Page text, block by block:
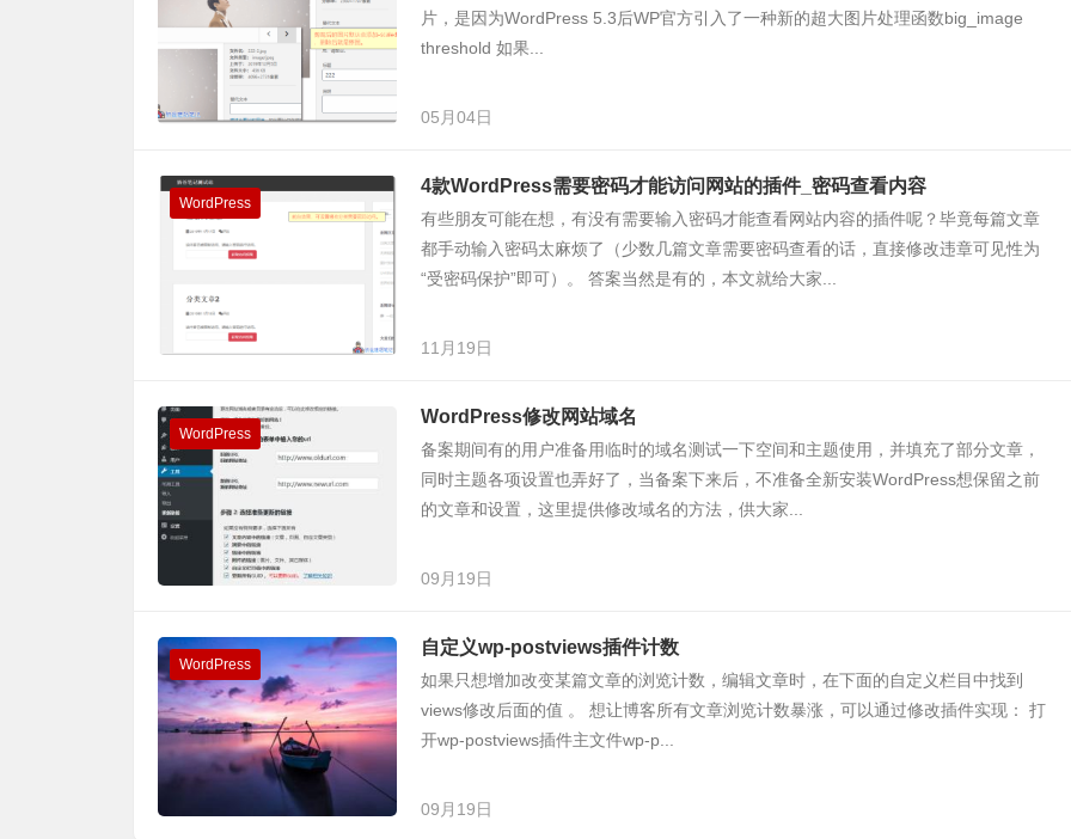
片，是因为WordPress 5.3后WP官方引入了一种新的超大图片处理函数big_image
threshold 如果...
05月04日
WordPress
4款WordPress需要密码才能访问网站的插件_密码查看内容
有些朋友可能在想，有没有需要输入密码才能查看网站内容的插件呢？毕竟每篇文章
都手动输入密码太麻烦了（少数几篇文章需要密码查看的话，直接修改违章可见性为
“受密码保护”即可）。 答案当然是有的，本文就给大家...
11月19日
WordPress
WordPress修改网站域名
备案期间有的用户准备用临时的域名测试一下空间和主题使用，并填充了部分文章，
同时主题各项设置也弄好了，当备案下来后，不准备全新安装WordPress想保留之前
的文章和设置，这里提供修改域名的方法，供大家...
09月19日
WordPress
自定义wp-postviews插件计数
如果只想增加改变某篇文章的浏览计数，编辑文章时，在下面的自定义栏目中找到
views修改后面的值 。 想让博客所有文章浏览计数暴涨，可以通过修改插件实现： 打
开wp-postviews插件主文件wp-p...
09月19日